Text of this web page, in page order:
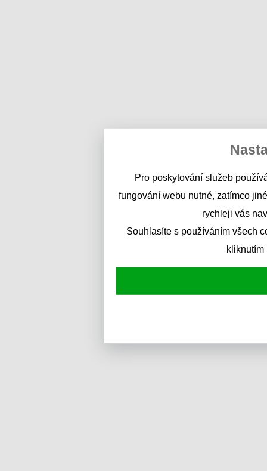
Pro poskytování služeb
fungování webu nutné, zatímco
rychleji vás
Souhlasíte s používáním všech
kliknutím